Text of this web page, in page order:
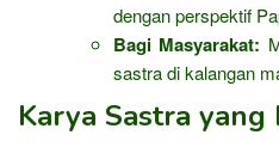
dengan perspektif
Bagi Masyarakat:
sastra di kalangan
Karya Sastra yang